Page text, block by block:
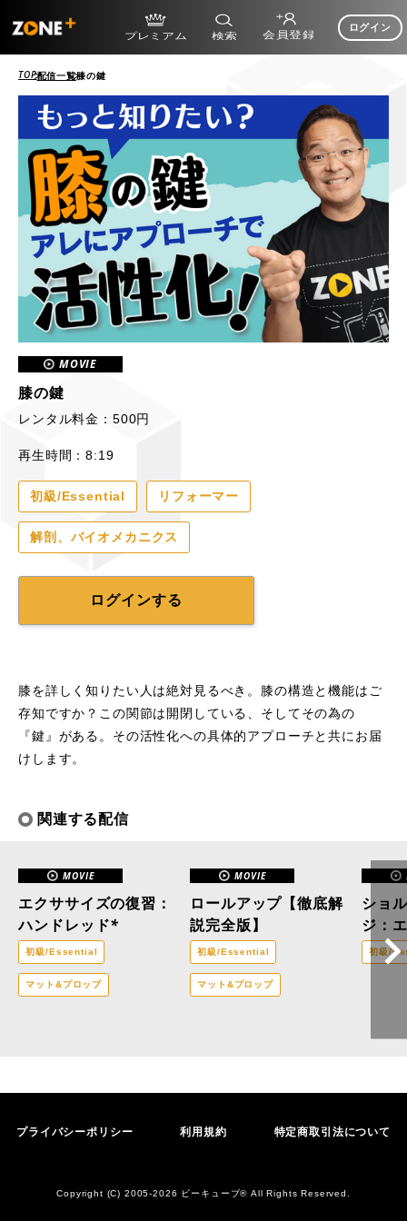
ログイン
TOP配信一覧膝の鍵
MOVIE
膝の鍵
レンタル料金：500円
再生時間：8:19
初級/Essential リフォーマー
解剖、バイオメカニクス
ログインする
膝を詳しく知りたい人は絶対見るべき。膝の構造と機能はご
存知ですか？この関節は開閉している、そしてその為の
『鍵』がある。その活性化への具体的アプローチと共にお届
けします。
関連する配信
MOVIE
エクササイズの復習：
ハンドレッド*
初級/Essential
マット&プロップ
MOVIE
ロールアップ【徹底解
説完全版】
初級/Essential
マット&プロップ
ショ
ジ：
イント
初級/
プライバシーポリシー 利用規約 特定商取引法について
Copyright (C) 2005-2026 ビーキューブ® All Rights Reserved.